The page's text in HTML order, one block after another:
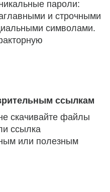
пароли:
и строчными
символами.
ссылкам
скачивайте файлы
ссылка
или полезным